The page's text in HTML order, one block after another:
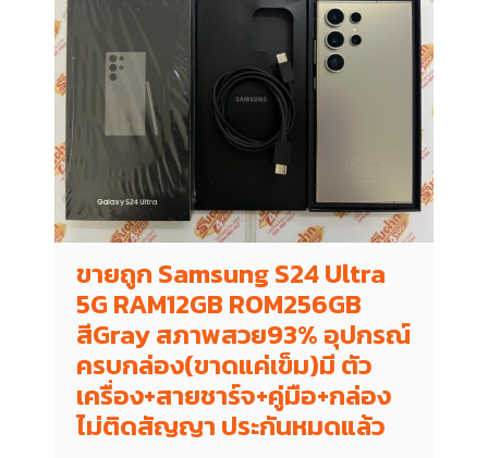
ขายถูก Samsung S24 Ultra
5G RAM12GB ROM256GB
สีGray สภาพสวย93% อุปกรณ์
ครบกล่อง(ขาดแค่เข็ม)มี ตัว
เครื่อง+สายชาร์จ+คู่มือ+กล่อง
ไม่ติดสัญญา ประกันหมดแล้ว